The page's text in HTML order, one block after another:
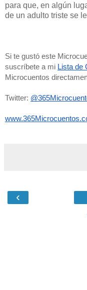
para que, en algún
de un adulto triste se
Si te gustó este
suscríbete a mi Lista de
Microcuentos
Twitter:
‹